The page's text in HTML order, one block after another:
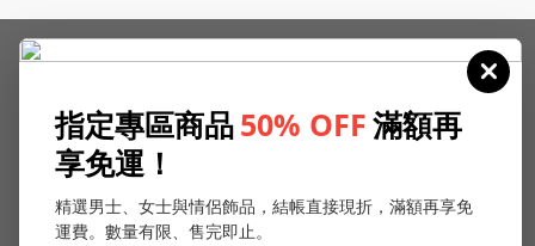
指定專區商品50% OFF滿額再
享免運！
精選男士、女士與情侶飾品，結帳直接現折，滿額再享免
運費。數量有限、售完即止。